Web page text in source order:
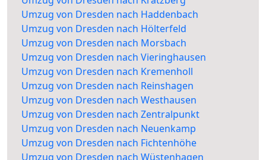
Umzug von Dresden nach Haddenbach
Umzug von Dresden nach Hölterfeld
Umzug von Dresden nach Morsbach
Umzug von Dresden nach Vieringhausen
Umzug von Dresden nach Kremenholl
Umzug von Dresden nach Reinshagen
Umzug von Dresden nach Westhausen
Umzug von Dresden nach Zentralpunkt
Umzug von Dresden nach Neuenkamp
Umzug von Dresden nach Fichtenhöhe
Umzug von Dresden nach Wüstenhagen